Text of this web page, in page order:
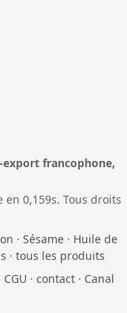
export francophone,
0,159s. Tous droits
· Sésame · Huile de
· tous les produits
CGU · contact · Canal